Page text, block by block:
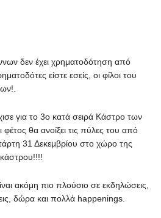
δεν έχει χρηματοδότηση από
είστε εσείς, οι φίλοι του
για το 3ο κατά σειρά Κάστρο των
θα ανοίξει τις πύλες του από
31 Δεκεμβρίου στο χώρο της
ακόμη πιο πλούσιο σε εκδηλώσεις,
δώρα και πολλά happenings.